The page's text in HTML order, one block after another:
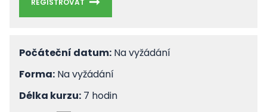
REGISTROVAT
Počáteční datum: Na vyžádání
Forma: Na vyžádání
Délka kurzu: 7 hodin